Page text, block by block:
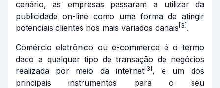
cenário, as empresas passaram a utilizar da
publicidade on-line como uma forma de atingir
potenciais clientes nos mais variados canais [3] .
Comércio eletrônico ou e-commerce é o termo
dado a qualquer tipo de transação de negócios
realizada por meio da internet[3] , e um dos
principais instrumentos para o seu